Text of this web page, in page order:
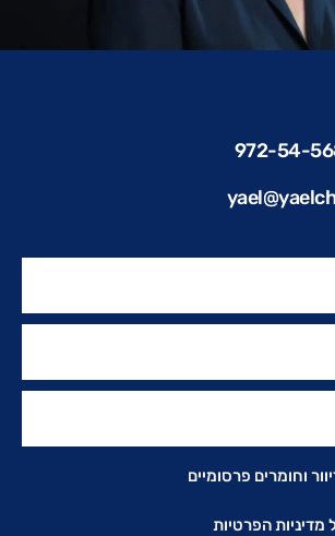
וחומרים פרסומיים
מדיניות הפרטיות